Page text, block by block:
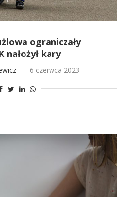
ograniczały
nałożył kary
6 czerwca 2023